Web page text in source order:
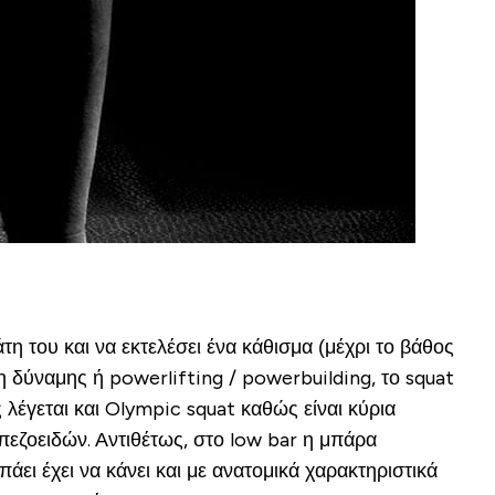
και να εκτελέσει ένα κάθισμα (μέχρι το βάθος
δύναμης ή powerlifting / powerbuilding, το squat
και Olympic squat καθώς είναι κύρια
Αντιθέτως, στο low bar η μπάρα
έχει να κάνει και με ανατομικά χαρακτηριστικά